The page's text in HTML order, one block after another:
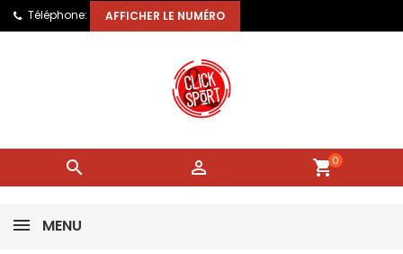
Téléphone: AFFICHER LE NUMÉRO
  shopping_cart0
MENU